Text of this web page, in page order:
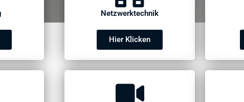
Netzwerktechnik
Hier Klicken